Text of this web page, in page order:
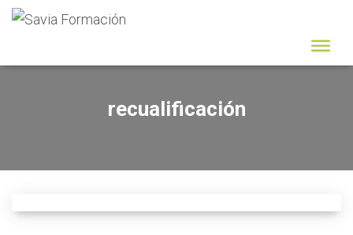
recualificación